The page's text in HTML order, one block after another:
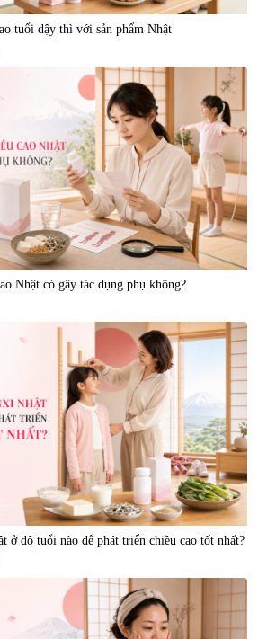
tuổi dậy thì với sản phẩm Nhật
Nhật có gây tác dụng phụ không?
ở độ tuổi nào để phát triển chiều cao tốt nhất?